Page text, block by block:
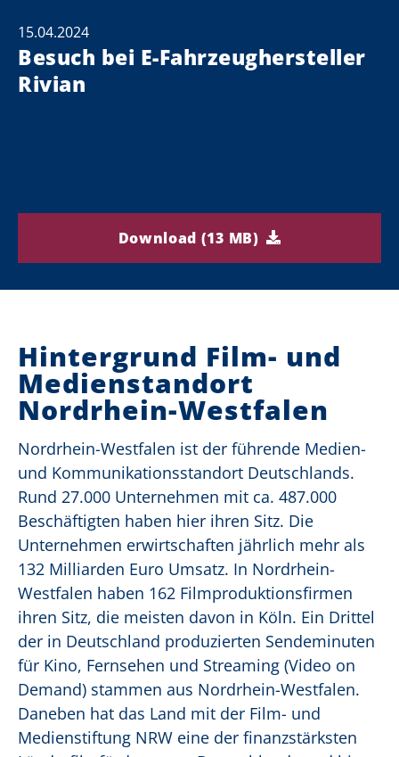
15.04.2024
Besuch bei E-Fahrzeughersteller
Rivian
Download (13 MB)
Hintergrund Film- und
Medienstandort
Nordrhein-Westfalen
Nordrhein-Westfalen ist der führende Medien-
und Kommunikationsstandort Deutschlands.
Rund 27.000 Unternehmen mit ca. 487.000
Beschäftigten haben hier ihren Sitz. Die
Unternehmen erwirtschaften jährlich mehr als
132 Milliarden Euro Umsatz. In Nordrhein-
Westfalen haben 162 Filmproduktionsfirmen
ihren Sitz, die meisten davon in Köln. Ein Drittel
der in Deutschland produzierten Sendeminuten
für Kino, Fernsehen und Streaming (Video on
Demand) stammen aus Nordrhein-Westfalen.
Daneben hat das Land mit der Film- und
Medienstiftung NRW eine der finanzstärksten